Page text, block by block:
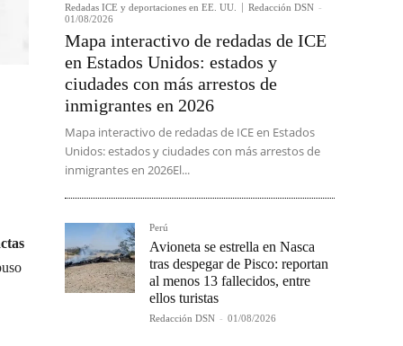
Redadas ICE y deportaciones en EE. UU. Redacción DSN -
01/08/2026
Mapa interactivo de redadas de ICE
en Estados Unidos: estados y
ciudades con más arrestos de
inmigrantes en 2026
Mapa interactivo de redadas de ICE en Estados
Unidos: estados y ciudades con más arrestos de
inmigrantes en 2026El...
Perú
Avioneta se estrella en Nasca
tras despegar de Pisco: reportan
al menos 13 fallecidos, entre
ellos turistas
Redacción DSN - 01/08/2026